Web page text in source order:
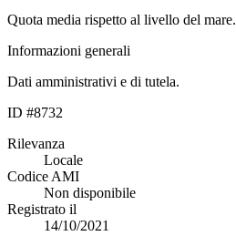
Quota media rispetto al livello del mare.
Informazioni generali
Dati amministrativi e di tutela.
ID #8732
Rilevanza
Locale
Codice AMI
Non disponibile
Registrato il
14/10/2021